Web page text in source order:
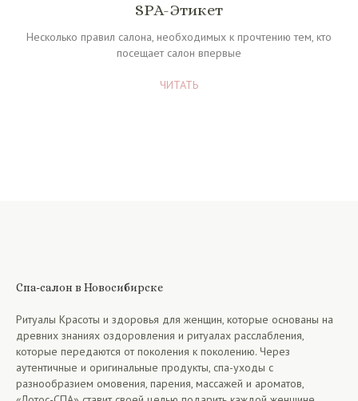
SPA-Этикет
Несколько правил салона, необходимых к прочтению тем, кто
посещает салон впервые
ЧИТАТЬ
Спа-салон в Новосибирске
Ритуалы Красоты и здоровья для женщин, которые основаны на
древних знаниях оздоровления и ритуалах расслабления,
которые передаются от поколения к поколению. Через
аутентичные и оригинальные продукты, спа-уходы с
разнообразием омовения, парения, массажей и ароматов,